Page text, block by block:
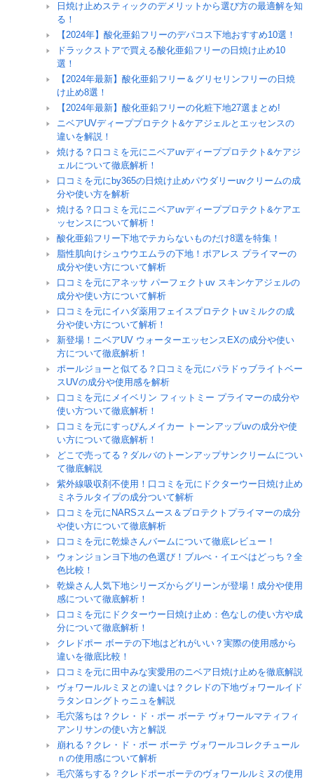
日焼け止めスティックのデメリットから選び方の最適解を知
る！
【2024年】酸化亜鉛フリーのデパコス下地おすすめ10選！
ドラックストアで買える酸化亜鉛フリーの日焼け止め10
選！
【2024年最新】酸化亜鉛フリー＆グリセリンフリーの日焼
け止め8選！
【2024年最新】酸化亜鉛フリーの化粧下地27選まとめ!
ニベアUVディーププロテクト&ケアジェルとエッセンスの
違いを解説！
焼ける？口コミを元にニベアuvディーププロテクト&ケアジ
ェルについて徹底解析！
口コミを元にby365の日焼け止めパウダリーuvクリームの成
分や使い方を解析
焼ける？口コミを元にニベアuvディーププロテクト&ケアエ
ッセンスについて解析！
酸化亜鉛フリー下地でテカらないものだけ8選を特集！
脂性肌向けシュウウエムラの下地！ポアレス プライマーの
成分や使い方について解析
口コミを元にアネッサ パーフェクトuv スキンケアジェルの
成分や使い方について解析
口コミを元にイハダ薬用フェイスプロテクトuvミルクの成
分や使い方について解析！
新登場！ニベアUV ウォーターエッセンスEXの成分や使い
方について徹底解析！
ポールジョーと似てる？口コミを元にパラドゥブライトベー
スUVの成分や使用感を解析
口コミを元にメイベリン フィットミー プライマーの成分や
使い方ついて徹底解析！
口コミを元にすっぴんメイカー トーンアップuvの成分や使
い方について徹底解析！
どこで売ってる？ダルバのトーンアップサンクリームについ
て徹底解説
紫外線吸収剤不使用！口コミを元にドクターウー日焼け止め
ミネラルタイプの成分ついて解析
口コミを元にNARSスムース＆プロテクトプライマーの成分
や使い方について徹底解析
口コミを元に乾燥さんバームについて徹底レビュー！
ウォンジョンヨ下地の色選び！ブルべ・イエベはどっち？全
色比較！
乾燥さん人気下地シリーズからグリーンが登場！成分や使用
感について徹底解析！
口コミを元にドクターウー日焼け止め：色なしの使い方や成
分について徹底解析！
クレドポー ボーテの下地はどれがいい？実際の使用感から
違いを徹底比較！
口コミを元に田中みな実愛用のニベア日焼け止めを徹底解説
ヴォワールルミヌとの違いは？クレドの下地ヴォワールイド
ラタンロングトゥニュを解説
毛穴落ちは？クレ・ド・ポー ボーテ ヴォワールマティフィ
アンリサンの使い方と解説
崩れる？クレ・ド・ポー ボーテ ヴォワールコレクチュール
ｎの使用感について解析
毛穴落ちする？クレドポーボーテのヴォワールルミヌの使用